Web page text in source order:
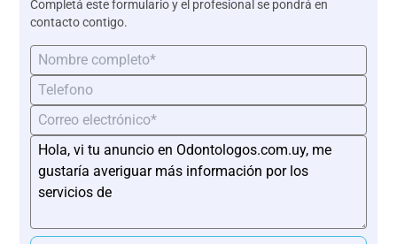
Completá este formulario y el profesional se pondrá en
contacto contigo.